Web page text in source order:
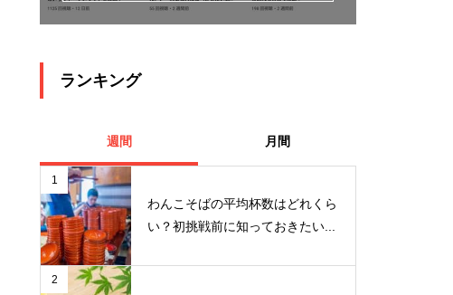
ランキング
週間 月間
1
わんこそばの平均杯数はどれくら
い？初挑戦前に知っておきたい...
2